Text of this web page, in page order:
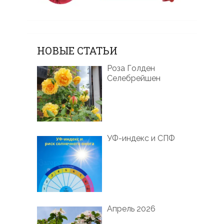
НОВЫЕ СТАТЬИ
Роза Голден
Селебрейшен
УФ-индекс и СПФ
Апрель 2026